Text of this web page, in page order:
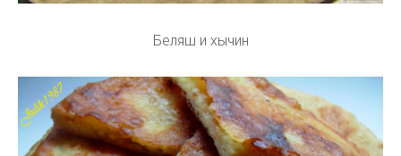
Беляш и хычин